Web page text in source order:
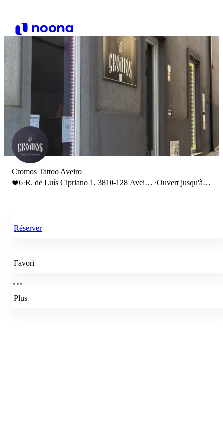
Cromos Tattoo Aveiro
6·R. de Luís Cipriano 1, 3810-128 Aveiro, ·Ouvert jusqu'à
Réserver
Favori
Plus